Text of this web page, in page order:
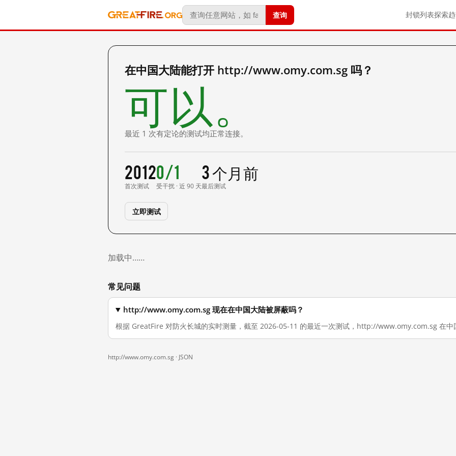
查询 封锁列表探索
在中国大陆能打开 http://www.omy.com.sg 吗？
可以。
最近 1 次有定论的测试均正常连接。
2012
首次测试
0/1
受干扰 · 近 90 天
3 个月前
最后测试
立即测试
加载中……
常见问题
http://www.omy.com.sg 现在在中国大陆被屏蔽吗？
根据 GreatFire 对防火长城的实时测量，截至 2026-05-11 的最近一次测试，http://www.omy.com.sg 在中
http://www.omy.com.sg · JSON